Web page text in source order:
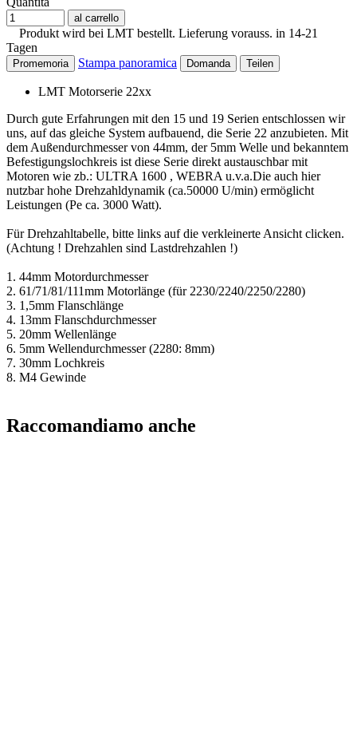
al carrello
Produkt wird bei LMT bestellt. Lieferung vorauss. in 14-21
Tagen
Promemoria Stampa panoramica Domanda Teilen
LMT Motorserie 22xx
Durch gute Erfahrungen mit den 15 und 19 Serien entschlossen wir
uns, auf das gleiche System aufbauend, die Serie 22 anzubieten. Mit
dem Außendurchmesser von 44mm, der 5mm Welle und bekanntem
Befestigungslochkreis ist diese Serie direkt austauschbar mit
Motoren wie zb.: ULTRA 1600 , WEBRA u.v.a.Die auch hier
nutzbar hohe Drehzahldynamik (ca.50000 U/min) ermöglicht
Leistungen (Pe ca. 3000 Watt).
Für Drehzahltabelle, bitte links auf die verkleinerte Ansicht clicken.
(Achtung ! Drehzahlen sind Lastdrehzahlen !)
1. 44mm Motordurchmesser
2. 61/71/81/111mm Motorlänge (für 2230/2240/2250/2280)
3. 1,5mm Flanschlänge
4. 13mm Flanschdurchmesser
5. 20mm Wellenlänge
6. 5mm Wellendurchmesser (2280: 8mm)
7. 30mm Lochkreis
8. M4 Gewinde
Raccomandiamo anche